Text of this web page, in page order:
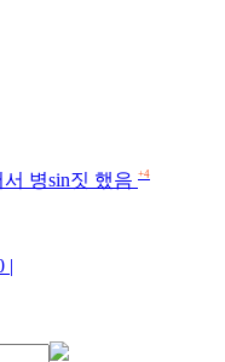
병sin짓 했음 +4
|